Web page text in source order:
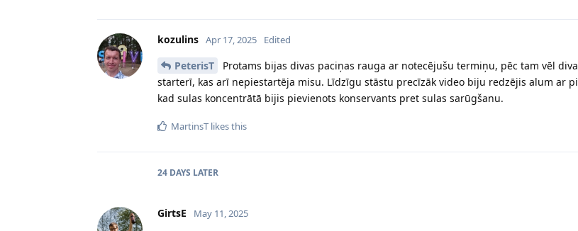
kozulins Apr 17, 2025 Edited
PeterisT
Protams bijas divas paciņas rauga ar notecējušu termiņu, pēc tam vēl
starterī, kas arī nepiestartēja misu. Līdzīgu stāstu precīzāk video biju redzējis alum ar
kad sulas koncentrātā bijis pievienots konservants pret sulas sarūgšanu.
MartinsT likes this
24 DAYS LATER
GirtsE May 11, 2025